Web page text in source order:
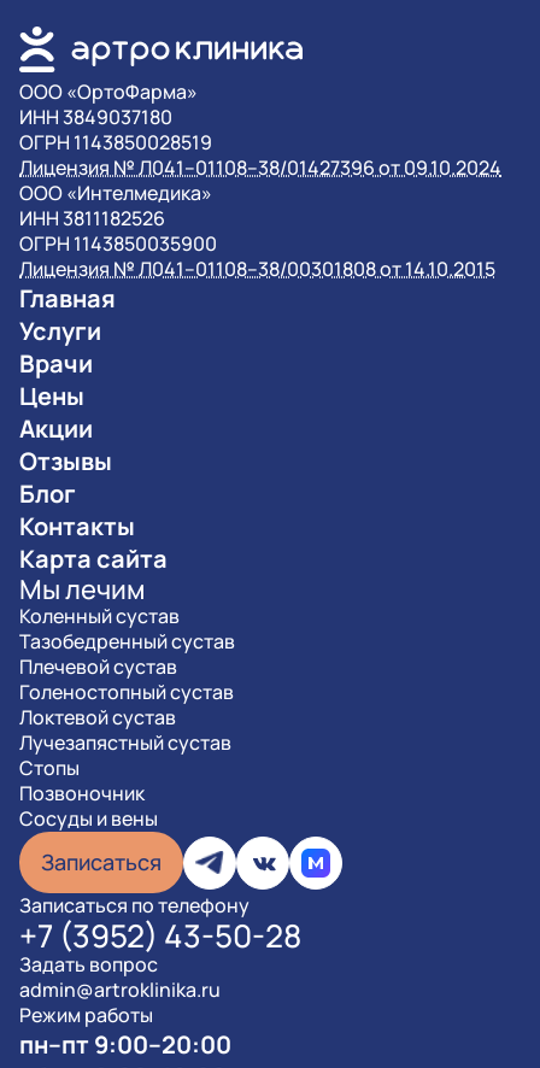
OOO «ОртоФарма»
ИНН 3849037180
ОГРН 1143850028519
Лицензия № Л041–01108–38/01427396 от 09.10.2024
OOO «Интелмедика»
ИНН 3811182526
ОГРН 1143850035900
Лицензия № Л041–01108–38/00301808 от 14.10.2015
Главная
Услуги
Врачи
Цены
Акции
Отзывы
Блог
Контакты
Карта сайта
Мы лечим
Коленный сустав
Тазобедренный сустав
Плечевой сустав
Голеностопный сустав
Локтевой сустав
Лучезапястный сустав
Стопы
Позвоночник
Сосуды и вены
Записаться
Записаться по телефону
+7 (3952) 43-50-28
Задать вопрос
admin@artroklinika.ru
Режим работы
пн–пт 9:00–20:00